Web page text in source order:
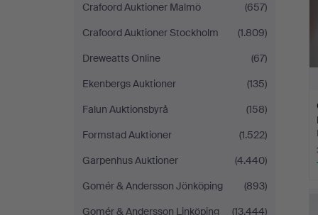
Crafoord Auktioner Malmö
(657)
Crafoord Auktioner Stockholm
(1.809)
Dreweatts Online
(67)
Ekenbergs Auktioner
(135)
Falun Auktionsbyrå
(158)
Formstad Auktioner
(1.522)
Garpenhus Auktioner
(4.440)
Gomér & Andersson Jönköping
(893)
Gomér & Andersson Linköping
(13.444)